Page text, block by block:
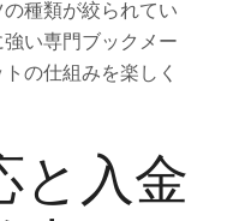
種類が絞られてい
い専門ブックメー
の仕組みを楽しく
と入金